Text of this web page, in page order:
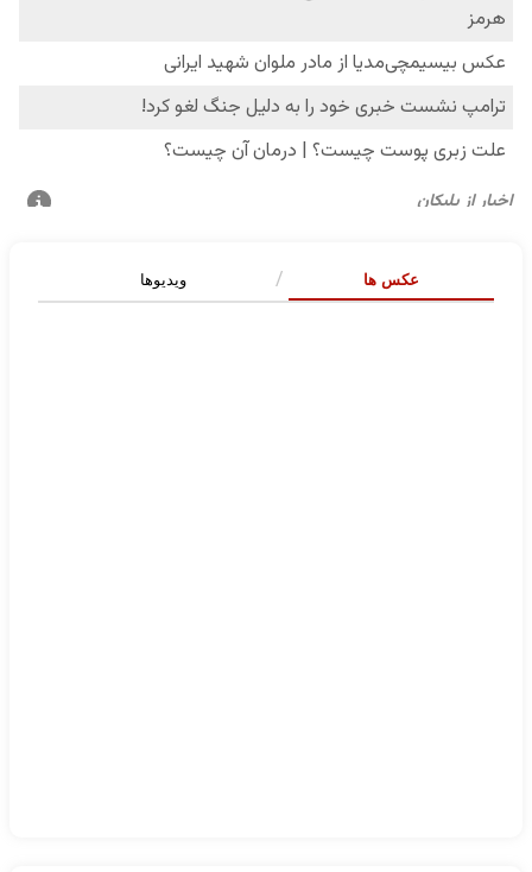
عکس ها ویدیوها